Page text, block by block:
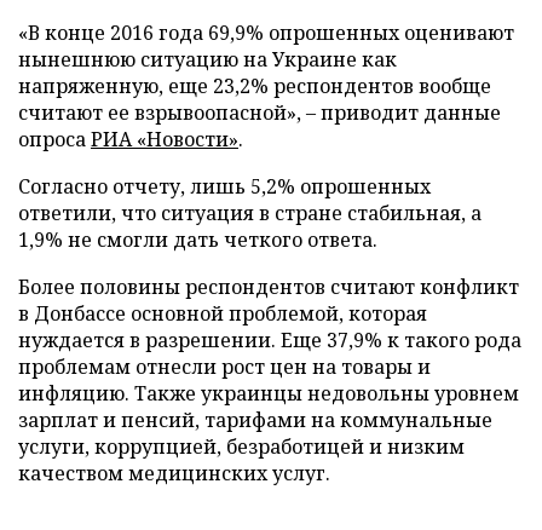
«В конце 2016 года 69,9% опрошенных оценивают
нынешнюю ситуацию на Украине как
напряженную, еще 23,2% респондентов вообще
считают ее взрывоопасной», – приводит данные
опросаРИА «Новости».
Согласно отчету, лишь 5,2% опрошенных
ответили, что ситуация в стране стабильная, а
1,9% не смогли дать четкого ответа.
Более половины респондентов считают конфликт
в Донбассе основной проблемой, которая
нуждается в разрешении. Еще 37,9% к такого рода
проблемам отнесли рост цен на товары и
инфляцию. Также украинцы недовольны уровнем
зарплат и пенсий, тарифами на коммунальные
услуги, коррупцией, безработицей и низким
качеством медицинских услуг.